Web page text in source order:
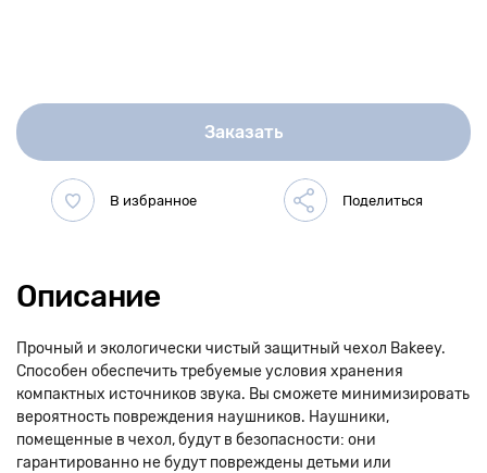
Заказать
Описание
Прочный и экологически чистый защитный чехол Bakeey.
Способен обеспечить требуемые условия хранения
компактных источников звука. Вы сможете минимизировать
вероятность повреждения наушников. Наушники,
помещенные в чехол, будут в безопасности: они
гарантированно не будут повреждены детьми или